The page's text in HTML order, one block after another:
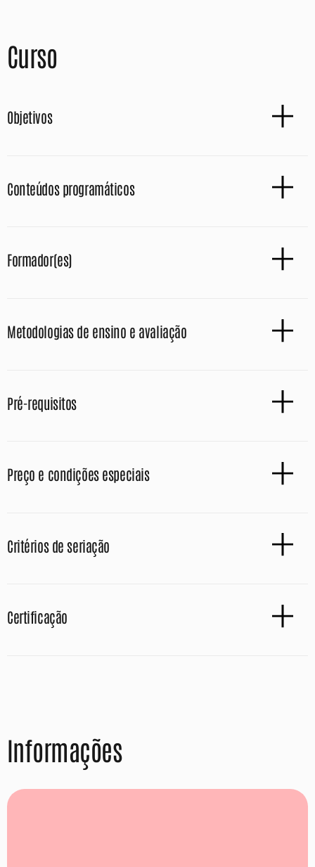
Curso
Objetivos
Conteúdos programáticos
Formador(es)
Metodologias de ensino e avaliação
Pré-requisitos
Preço e condições especiais
Critérios de seriação
Certificação
Informações